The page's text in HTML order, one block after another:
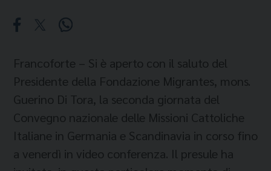
Francoforte – Si è aperto con il saluto del
Presidente della Fondazione Migrantes, mons.
Guerino Di Tora, la seconda giornata del
Convegno nazionale delle Missioni Cattoliche
Italiane in Germania e Scandinavia in corso fino
a venerdì in video conferenza. Il presule ha